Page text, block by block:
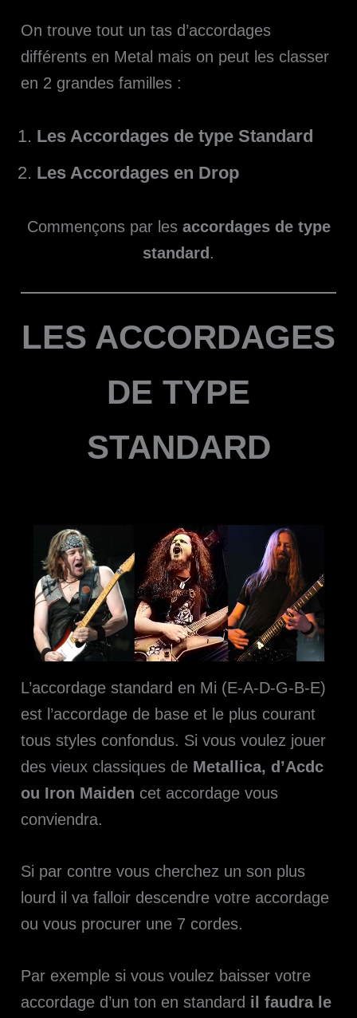
On trouve tout un tas d’accordages
différents en Metal mais on peut les classer
en 2 grandes familles :
Les Accordages de type Standard
Les Accordages en Drop
Commençons par les accordages de type
standard.
LES ACCORDAGES
DE TYPE
STANDARD
L’accordage standard en Mi (E-A-D-G-B-E)
est l’accordage de base et le plus courant
tous styles confondus. Si vous voulez jouer
des vieux classiques de Metallica, d’Acdc
ou Iron Maiden cet accordage vous
conviendra.
Si par contre vous cherchez un son plus
lourd il va falloir descendre votre accordage
ou vous procurer une 7 cordes.
Par exemple si vous voulez baisser votre
accordage d’un ton en standard il faudra le